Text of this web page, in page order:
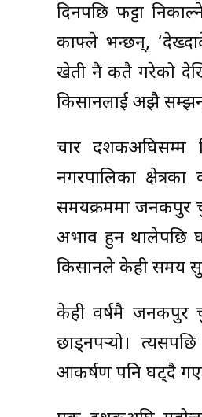
दिनपछि फट्टा
काफ्ले भन्छन्,
खेती नै कतै गरेको
किसानलाई अझै
चार दशकअघिसम्म
नगरपालिका
समयक्रममा जनकपुर
अभाव हुन थालेपछि
किसानले केही समय
केही वर्षमै जनकपुर
छाड्नपर्‍यो।
आकर्षण पनि घट्दै